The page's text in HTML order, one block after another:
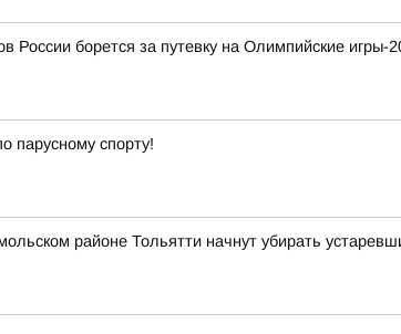
России борется за путевку на Олимпийские игры-
парусному спорту!
районе Тольятти начнут убирать